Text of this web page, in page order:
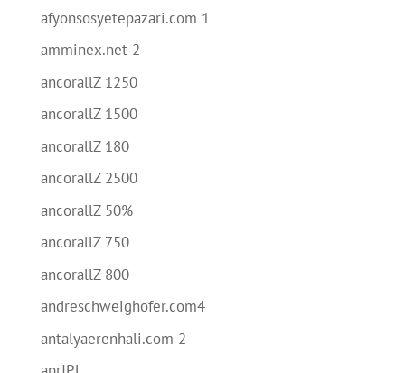
afyonsosyetepazari.com 1
amminex.net 2
ancorallZ 1250
ancorallZ 1500
ancorallZ 180
ancorallZ 2500
ancorallZ 50%
ancorallZ 750
ancorallZ 800
andreschweighofer.com4
antalyaerenhali.com 2